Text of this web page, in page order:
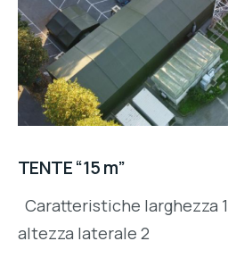
TENTE “15 m”
Caratteristiche larghezza
altezza laterale 2